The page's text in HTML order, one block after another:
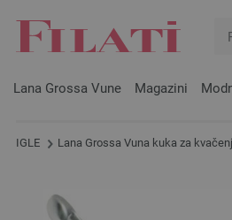
Lana Grossa Vune Magazini
IGLE Lana Grossa Vuna kuka za